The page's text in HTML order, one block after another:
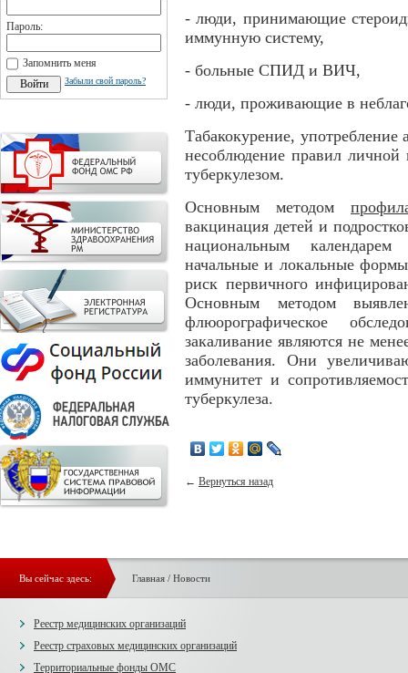
Пароль:
Запомнить меня
Забыли свой пароль?
- люди, принимающие
иммунную систему,
- больные СПИД и ВИЧ,
- люди, проживающие в
Табакокурение, употребление
несоблюдение правил личной
туберкулезом.
Основным методом
вакцинация детей и
национальным
начальные и локальные
риск первичного
Основным методом
флюорографическое
закаливание являются не
заболевания. Они
иммунитет и
туберкулеза.
← Вернуться назад
Вы сейчас здесь: Главная/ Новости
Реестр медицинских организаций
Реестр страховых медицинских организаций
Территориальные фонды ОМС